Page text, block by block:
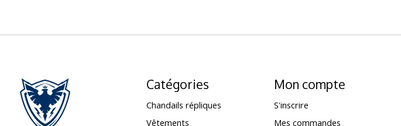
Catégories
Chandails répliques
Vêtements
Mon compte
S'inscrire
Mes commandes